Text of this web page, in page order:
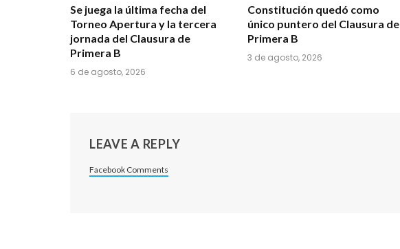
Se juega la última fecha del
Torneo Apertura y la tercera
jornada del Clausura de
Primera B
6 de agosto, 2026
Constitución quedó como
único puntero del Clausura de
Primera B
3 de agosto, 2026
LEAVE A REPLY
Facebook Comments